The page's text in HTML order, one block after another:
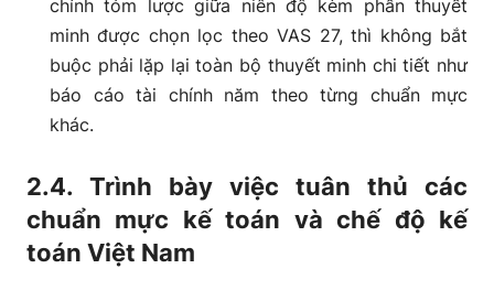
chính tóm lược giữa niên độ kèm phần thuyết
minh được chọn lọc theo VAS 27, thì không bắt
buộc phải lặp lại toàn bộ thuyết minh chi tiết như
báo cáo tài chính năm theo từng chuẩn mực
khác.
2.4. Trình bày việc tuân thủ các
chuẩn mực kế toán và chế độ kế
toán Việt Nam